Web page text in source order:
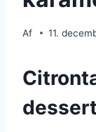
Af 11.